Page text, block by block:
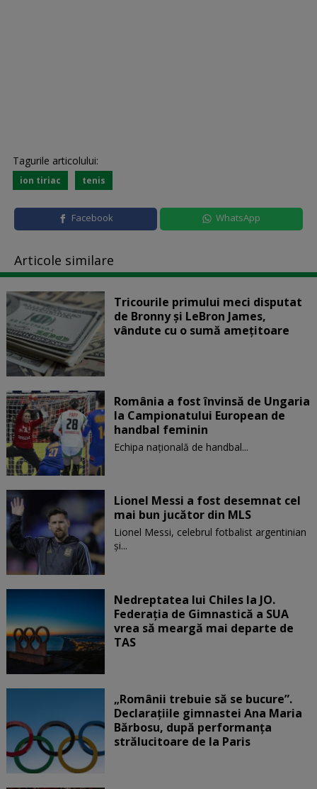
Tagurile articolului:
ion tiriac tenis
Facebook WhatsApp
Articole similare
Tricourile primului meci disputat
de Bronny şi LeBron James,
vândute cu o sumă amețitoare
România a fost învinsă de Ungaria
la Campionatului European de
handbal feminin
Echipa națională de handbal...
Lionel Messi a fost desemnat cel
mai bun jucător din MLS
Lionel Messi, celebrul fotbalist argentinian
și...
Nedreptatea lui Chiles la JO.
Federația de Gimnastică a SUA
vrea să meargă mai departe de
TAS
„Românii trebuie să se bucure”.
Declarațiile gimnastei Ana Maria
Bărbosu, după performanța
strălucitoare de la Paris